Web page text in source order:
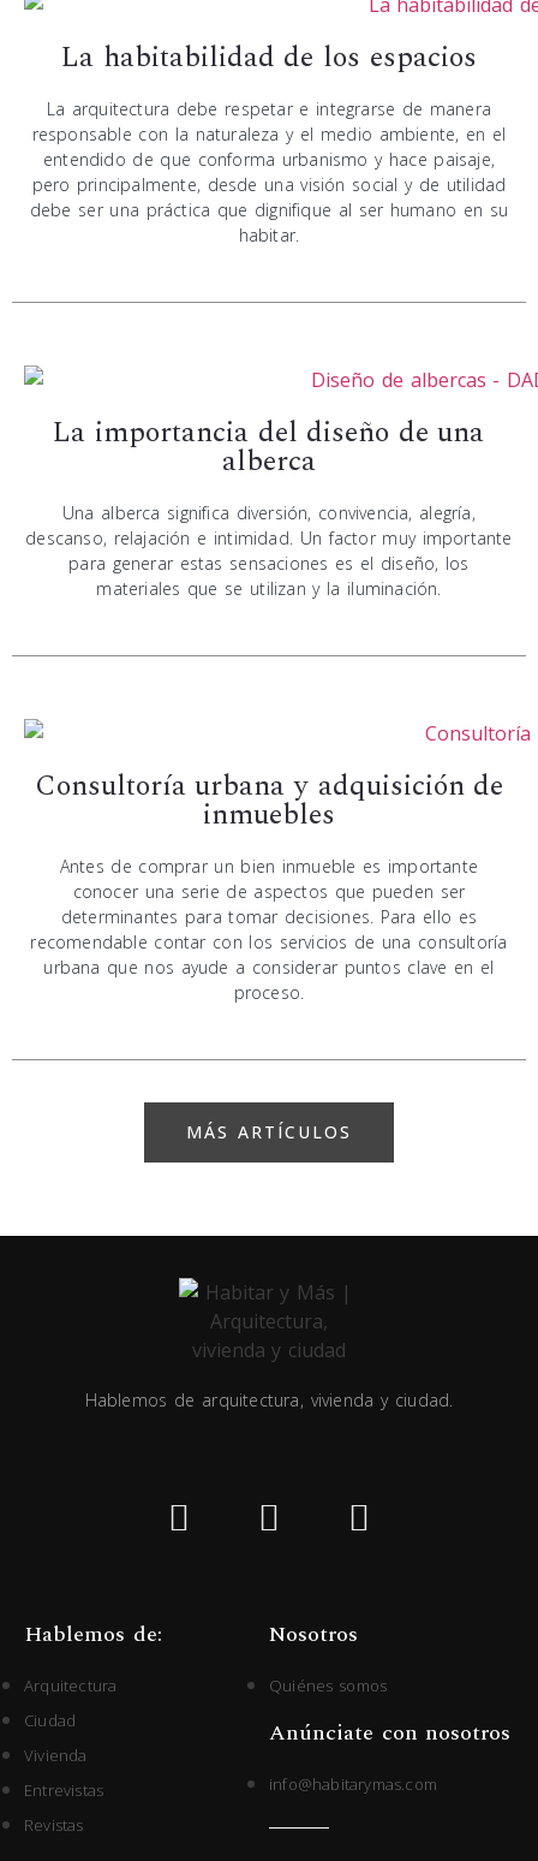
La habitabilidad de los espacios
La arquitectura debe respetar e integrarse de manera
responsable con la naturaleza y el medio ambiente, en el
entendido de que conforma urbanismo y hace paisaje,
pero principalmente, desde una visión social y de utilidad
debe ser una práctica que dignifique al ser humano en su
habitar.
La importancia del diseño de una
alberca
Una alberca significa diversión, convivencia, alegría,
descanso, relajación e intimidad. Un factor muy importante
para generar estas sensaciones es el diseño, los
materiales que se utilizan y la iluminación.
Consultoría urbana y adquisición de
inmuebles
Antes de comprar un bien inmueble es importante
conocer una serie de aspectos que pueden ser
determinantes para tomar decisiones. Para ello es
recomendable contar con los servicios de una consultoría
urbana que nos ayude a considerar puntos clave en el
proceso.
MÁS ARTÍCULOS
Hablemos de arquitectura, vivienda y ciudad.
Hablemos de:
Arquitectura
Ciudad
Vivienda
Entrevistas
Revistas
Nosotros
Quiénes somos
Anúnciate con nosotros
info@habitarymas.com